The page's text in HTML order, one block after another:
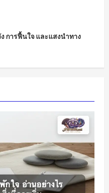
การฟื้นใจ และแสงนำทาง